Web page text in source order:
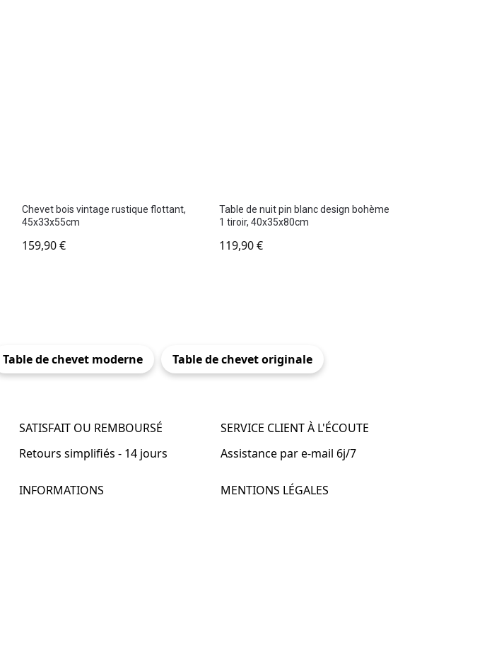
Chevet bois vintage rustique flottant,
45x33x55cm
159,90€
Table de nuit pin blanc design bohème
1 tiroir, 40x35x80cm
119,90€
Table de chevet moderne Table de chevet originale
SATISFAIT OU REMBOURSÉ
Retours simplifiés - 14 jours
SERVICE CLIENT À L'ÉCOUTE
Assistance par e-mail 6j/7
INFORMATIONS
MENTIONS LÉGALES